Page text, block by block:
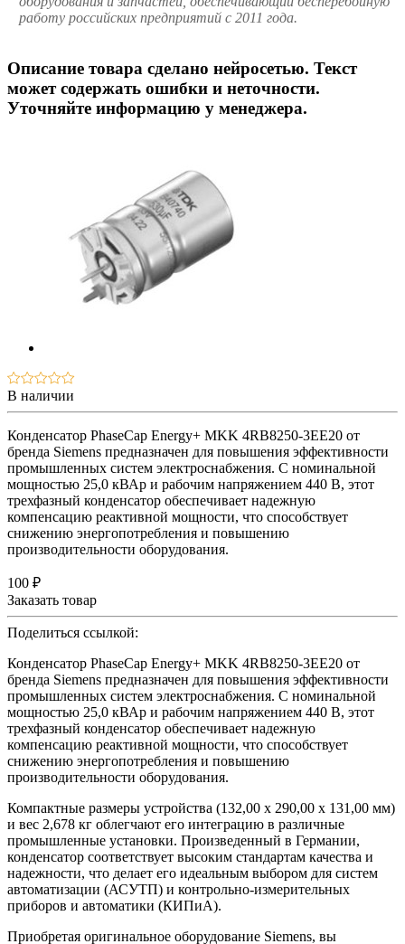
работу российских предприятий с 2011 года.
Описание товара сделано нейросетью. Текст
может содержать ошибки и неточности.
Уточняйте информацию у менеджера.
В наличии
Конденсатор PhaseCap Energy+ MKK 4RB8250-3EE20 от
бренда Siemens предназначен для повышения эффективности
промышленных систем электроснабжения. С номинальной
мощностью 25,0 кВАр и рабочим напряжением 440 В, этот
трехфазный конденсатор обеспечивает надежную
компенсацию реактивной мощности, что способствует
снижению энергопотребления и повышению
производительности оборудования.
100 ₽
Заказать товар
Поделиться ссылкой:
Конденсатор PhaseCap Energy+ MKK 4RB8250-3EE20 от
бренда Siemens предназначен для повышения эффективности
промышленных систем электроснабжения. С номинальной
мощностью 25,0 кВАр и рабочим напряжением 440 В, этот
трехфазный конденсатор обеспечивает надежную
компенсацию реактивной мощности, что способствует
снижению энергопотребления и повышению
производительности оборудования.
Компактные размеры устройства (132,00 x 290,00 x 131,00 мм)
и вес 2,678 кг облегчают его интеграцию в различные
промышленные установки. Произведенный в Германии,
конденсатор соответствует высоким стандартам качества и
надежности, что делает его идеальным выбором для систем
автоматизации (АСУТП) и контрольно-измерительных
приборов и автоматики (КИПиА).
Приобретая оригинальное оборудование Siemens, вы